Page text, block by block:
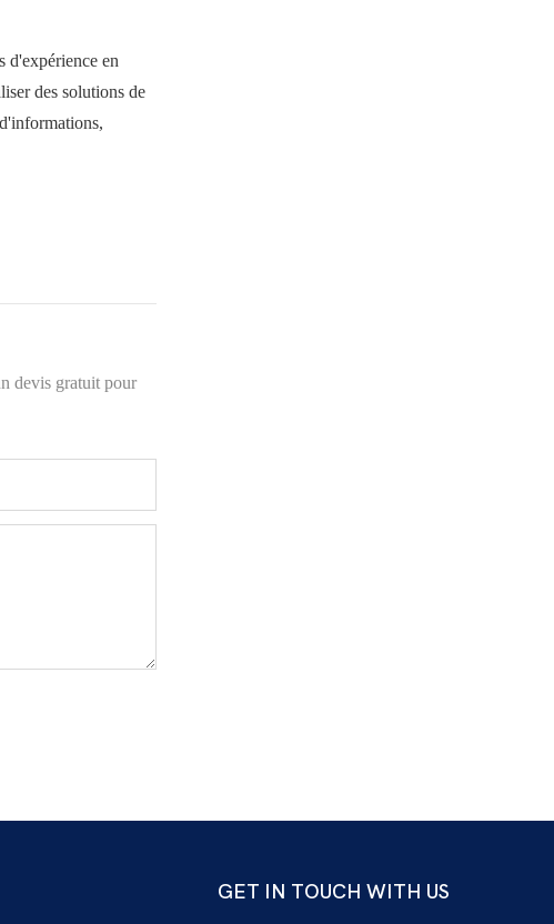
d'expérience en
des solutions de
devis gratuit pour
GET IN TOUCH WITH US